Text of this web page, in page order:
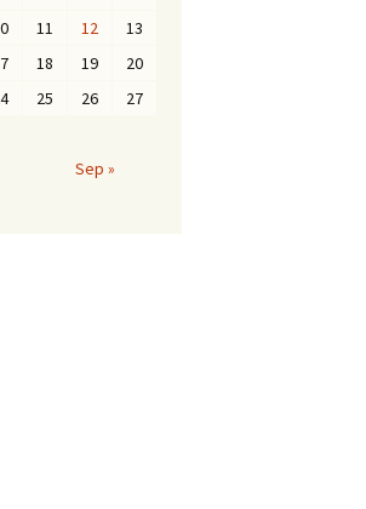
11 12
13
18 19
20
25 26
27
Sep »